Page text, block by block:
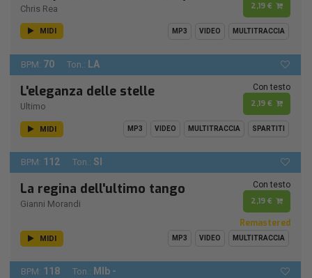
Chris Rea 2,19 €
MIDI MP3 VIDEO MULTITRACCIA
BPM: 70 Ton.: LA
L'eleganza delle stelle
Ultimo
Con testo
2,19 €
MIDI MP3 VIDEO MULTITRACCIA SPARTITI
BPM: 112 Ton.: SI
La regina dell'ultimo tango
Gianni Morandi
Con testo
2,19 €
Remastered
MIDI MP3 VIDEO MULTITRACCIA
BPM: 118 Ton.: MIb -